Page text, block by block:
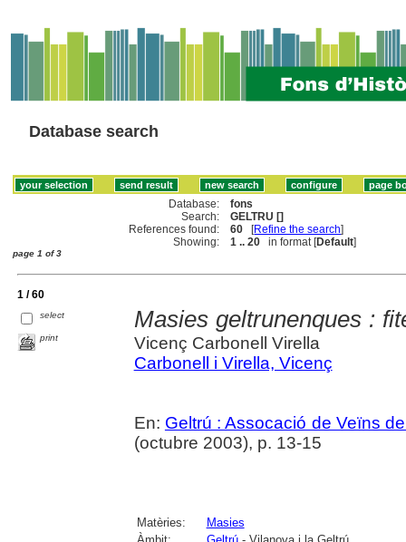
Database search
Database:
fons
Search:
GELTRU []
References found:
60 [Refine the search]
Showing:
1 .. 20 in format [Default]
page 1 of 3
1 / 60
select
print
Masies geltrunenques :
Vicenç Carbonell Virella
Carbonell i Virella, Vicenç
En: Geltrú : Assocació de Veïns
(octubre 2003), p. 13-15
Matèries:
Masies